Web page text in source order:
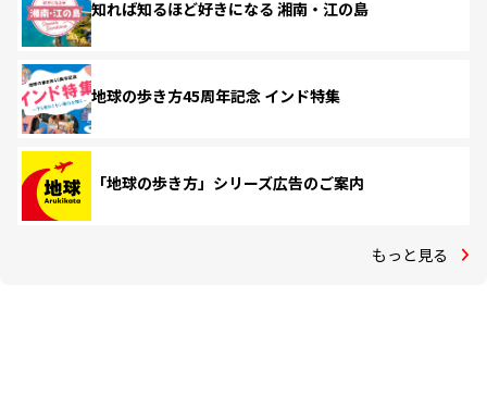
知れば知るほど好きになる 湘南・江の島
地球の歩き方45周年記念 インド特集
「地球の歩き方」シリーズ広告のご案内
もっと見る